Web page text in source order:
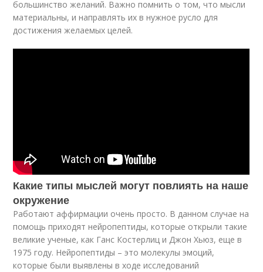
большинство желаний. Важно помнить о том, что мысли
материальны, и направлять их в нужное русло для
достижения желаемых целей.
Какие типы мыслей могут повлиять на наше
окружение
Работают аффирмации очень просто. В данном случае на
помощь приходят нейропептиды, которые открыли такие
великие ученые, как Ганс Костерлиц и Джон Хьюз, еще в
1975 году. Нейропептиды – это молекулы эмоций,
которые были выявлены в ходе исследований